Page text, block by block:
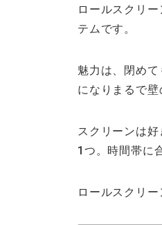
ロールスクリ
テムです。
魅力は、閉めて
になりまるで
スクリーンは
1つ。時間帯に
ロールスクリー